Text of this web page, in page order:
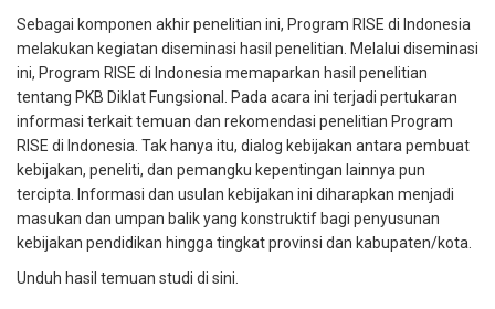
Sebagai komponen akhir penelitian ini, Program RISE di Indonesia
melakukan kegiatan diseminasi hasil penelitian. Melalui diseminasi
ini, Program RISE di Indonesia memaparkan hasil penelitian
tentang PKB Diklat Fungsional. Pada acara ini terjadi pertukaran
informasi terkait temuan dan rekomendasi penelitian Program
RISE di Indonesia. Tak hanya itu, dialog kebijakan antara pembuat
kebijakan, peneliti, dan pemangku kepentingan lainnya pun
tercipta. Informasi dan usulan kebijakan ini diharapkan menjadi
masukan dan umpan balik yang konstruktif bagi penyusunan
kebijakan pendidikan hingga tingkat provinsi dan kabupaten/kota.
Unduh hasil temuan studi di sini.